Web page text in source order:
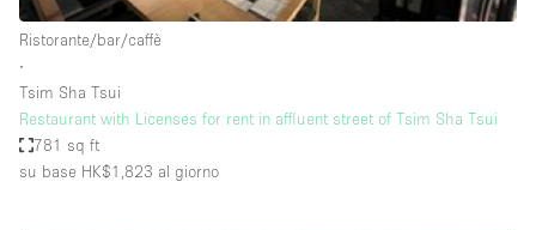
Acquista Condividi
Atelier / Laboratorio
Ristorante/bar/caffè
∙
Tsim Sha Tsui
Restaurant with Licenses for rent in affluent street of Tsim Sha Tsui
781 sq ft
su base HK$1,823 al giorno